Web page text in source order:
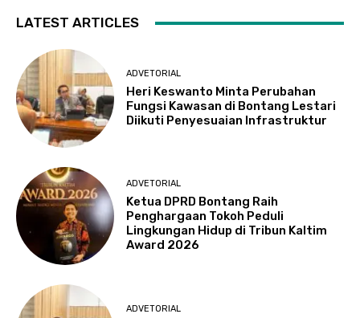
LATEST ARTICLES
ADVETORIAL
Heri Keswanto Minta Perubahan
Fungsi Kawasan di Bontang Lestari
Diikuti Penyesuaian Infrastruktur
ADVETORIAL
Ketua DPRD Bontang Raih
Penghargaan Tokoh Peduli
Lingkungan Hidup di Tribun Kaltim
Award 2026
ADVETORIAL